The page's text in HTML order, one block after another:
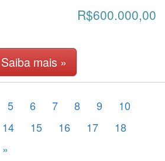
R$600.000,00
Saiba mais »
5 6 7 8 9
10
14 15 16 17
18
»